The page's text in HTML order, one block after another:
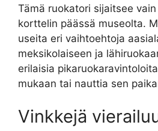
Tämä ruokatori sijaitsee
korttelin päässä museolta.
useita eri vaihtoehtoja
meksikolaiseen ja
erilaisia
mukaan tai nauttia sen
Vinkkejä